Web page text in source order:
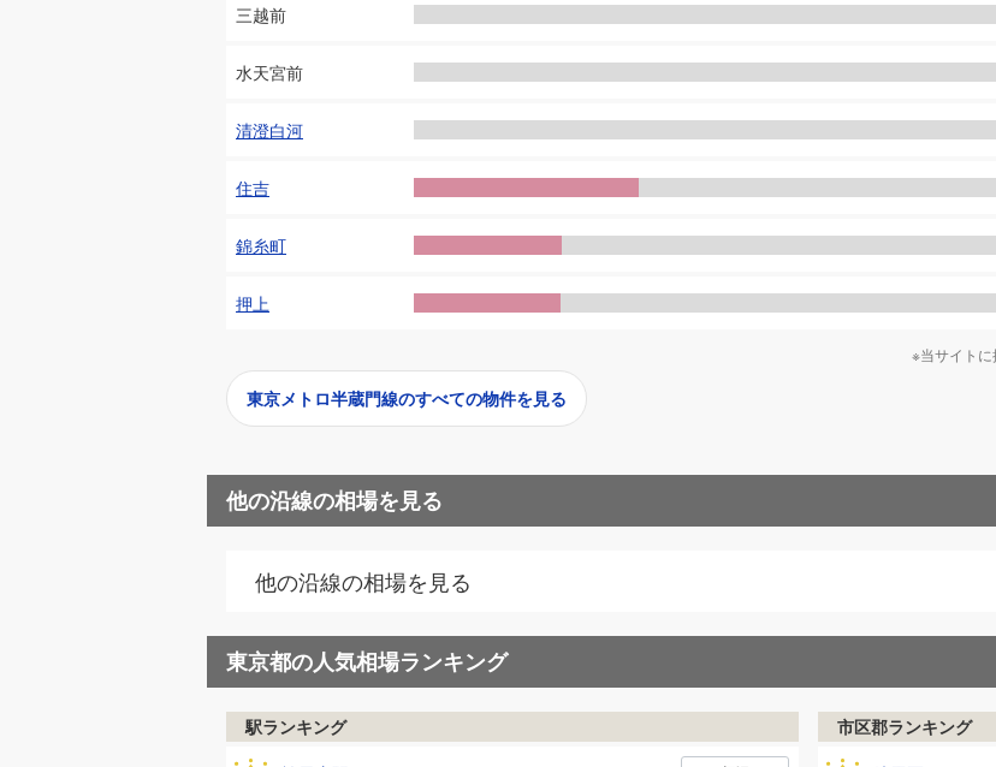
三越前
水天宮前
清澄白河
住吉
錦糸町
押上
※当サイト
東京メトロ半蔵門線のすべての物件を見る
他の沿線の相場を見る
他の沿線の相場を見る
東京都の人気相場ランキング
駅ランキング 市区郡ランキング